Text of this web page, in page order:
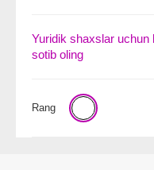
Yuridik shaxslar
sotib oling
Rang